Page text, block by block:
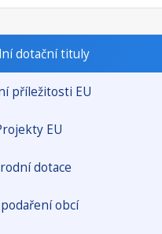
dotační tituly
příležitosti EU
EU
dotace
obcí